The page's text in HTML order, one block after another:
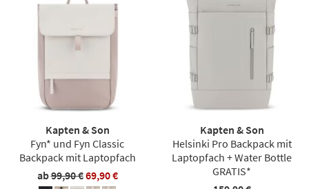
Kapten & Son
Fyn* und Fyn Classic
Backpack mit Laptopfach
ab99,90 €69,90 €
Kapten & Son
Helsinki Pro Backpack mit
Laptopfach + Water Bottle
GRATIS*